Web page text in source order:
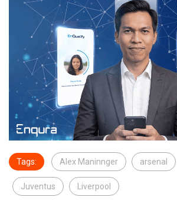
Tags: Alex Maninnger arsenal
Juventus Liverpool